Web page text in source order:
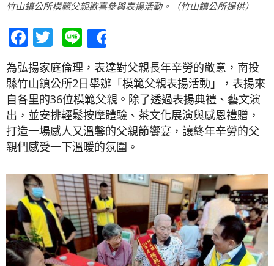
竹山鎮公所模範父親歡喜參與表揚活動。（竹山鎮公所提供）
Facebook
Twitter
Line
為弘揚家庭倫理，表達對父親長年辛勞的敬意，南投
縣竹山鎮公所2日舉辦「模範父親表揚活動」，表揚來
自各里的36位模範父親。除了透過表揚典禮、藝文演
出，並安排輕鬆按摩體驗、茶文化展演與感恩禮贈，
打造一場感人又溫馨的父親節饗宴，讓終年辛勞的父
親們感受一下溫暖的氛圍。